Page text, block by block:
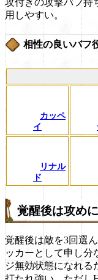
攻付きの攻撃バフ持
用しやすい。
相性の良いバフ
カッペ
イ
リナル
ド
覚醒後は攻め
覚醒後は敵を3回選
ッカーとして申し分
ジ無効状態になれる